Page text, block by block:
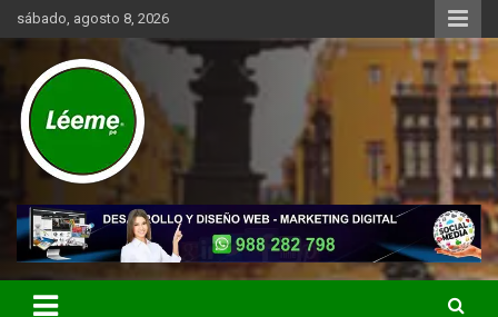
Skip
to
sábado, agosto 8, 2026
Léeme.pe
Noticias de actualidad del mundo distrital, vecinal, municipal y de
negocios a nivel de Lima Metropolitana, sin descuidar las noticias
de alcance nacional.